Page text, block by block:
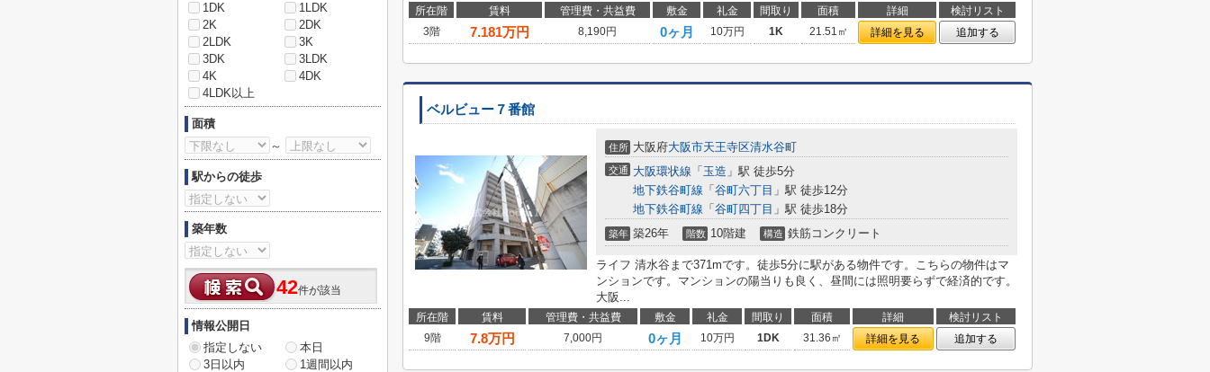
所在階 賃料 管理費・共益費 敷金 礼金 間取り 面積 詳細
検討リスト
3階
7.181万円 8,190円 0ヶ月 10万円 1K 21.51㎡ 詳細を見る 追加する
ベルビュー７番館
住所 大阪府大阪市天王寺区清水谷町
交通 大阪環状線 「 玉造 」駅 徒歩5分
地下鉄谷町線 「 谷町六丁目 」駅 徒歩12分
地下鉄谷町線 「 谷町四丁目 」駅 徒歩18分
築年 築26年 階数 10階建 構造 鉄筋コンクリート
ライフ 清水谷まで371mです。徒歩5分に駅がある物件です。こちらの物件はマ
ンションです。マンションの陽当りも良く、昼間には照明要らずで経済的です。
大阪...
所在階 賃料 管理費・共益費 敷金 礼金 間取り 面積 詳細
検討リスト
9階
7.8万円 7,000円 0ヶ月 10万円 1DK 31.36㎡ 詳細を見る 追加する
1DK
1LDK
2K
2DK
2LDK
3K
3DK
3LDK
4K
4DK
4LDK以上
面積
～
駅からの徒歩
築年数
42件が該当
情報公開日
指定しない
本日
3日以内
1週間以内